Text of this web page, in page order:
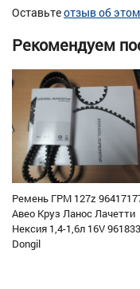
Оставьтеотзыв об
Рекомендуем
Ремень ГРМ 127z
Авео Круз Ланос Лачетти
Нексия 1,4-1,6л 16V
Dongil